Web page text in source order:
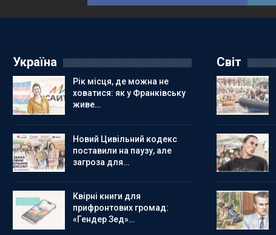
Україна
Рік місця, де можна не
ховатися: як у Франківську
живе…
Новий Цивільний кодекс
поставили на паузу, але
загроза для…
Квірні книги для
прифронтових громад:
«Гендер Зед»…
Світ